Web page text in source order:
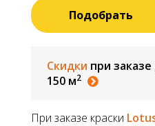
Подобрать
Скидки при
150 м2
При заказе краски